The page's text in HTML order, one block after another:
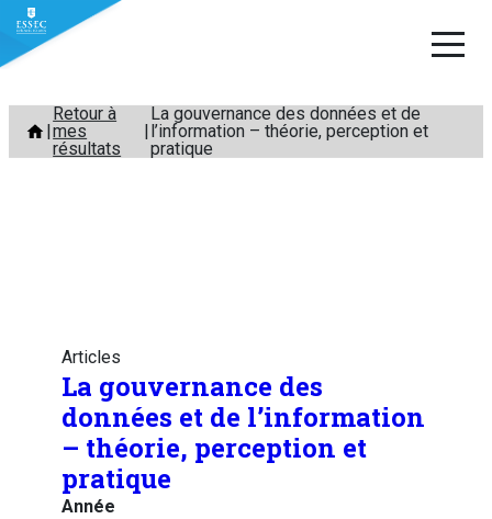
Aller
contenu
Retour à
mes
résultats
La gouvernance des données et de
l’information – théorie, perception et
pratique
Articles
La gouvernance des
données et de l’information
– théorie, perception et
pratique
Année